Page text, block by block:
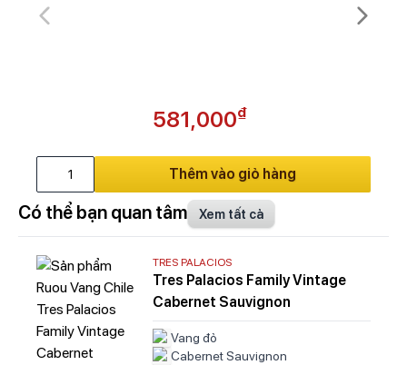
581,000₫
Thêm vào giỏ hàng
Có thể bạn quan tâm Xem tất cả
TRES PALACIOS
Tres Palacios Family Vintage
Cabernet Sauvignon
Vang đỏ
Cabernet Sauvignon